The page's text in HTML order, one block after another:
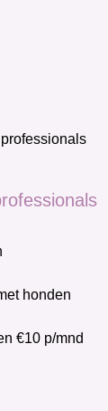
honden
€10 p/mnd